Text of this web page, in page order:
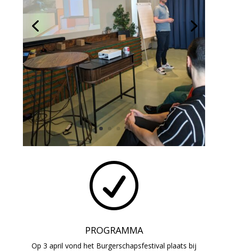
R
PROGRAMMA
Op 3 april vond het Burgerschapsfestival plaats bij